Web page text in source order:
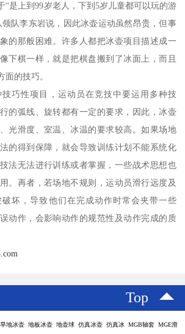
“是上到99岁老人，下到5岁儿童都可以玩的游
队李东岩说，因此冰壶运动虽然昂贵，但事
的那般困难。许多人都把冰壶项目描述成一
下棋一样，就是把棋盘搬到了冰面上，而且
面的技巧。
巧性项目，运动员在竞技中要运用多种技
的弧线、旋转都有一定的要求，因此，冰壶
光滑度、室温、冰温的要求较高。如果场地
的得到保障，就会导致训练计划不能系统化
法无法进行训练或者掌握，一些战术思想也
。再者，若场地不规则，运动员滑行远度及
坏，导致他们在完成动作时常会夹带一些
动作，会影响动作的规范性及动作完成的质
Top
地冰壶 地板冰壶 地壶球 仿真冰壶 仿真冰 MGB轴套 MGE滑